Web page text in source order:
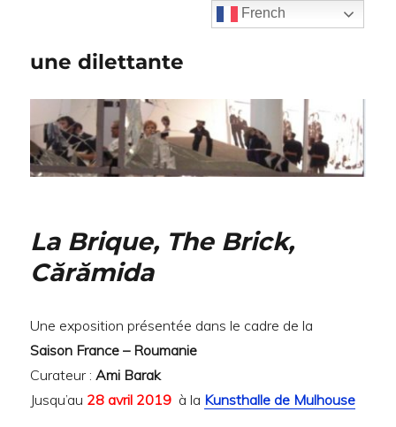
une dilettante
La Brique, The Brick,
Cărămida
Une exposition présentée dans le cadre de la
Saison France – Roumanie
Curateur :Ami Barak
Jusqu’au 28 avril 2019 à la Kunsthalle de Mulhouse
French